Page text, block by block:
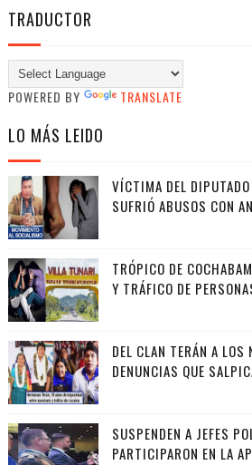
TRADUCTOR
POWERED BY TRANSLATE
LO MÁS LEIDO
VÍCTIMA DEL
SUFRIÓ ABUSOS CON
TRÓPICO DE
Y TRÁFICO DE
DEL CLAN TERÁN A
DENUNCIAS QUE
SUSPENDEN A JEFES
PARTICIPARON EN LA